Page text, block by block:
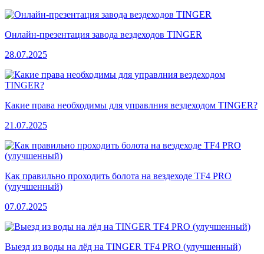
Онлайн-презентация завода вездеходов TINGER
28.07.2025
Какие права необходимы для управлния вездеходом TINGER?
21.07.2025
Как правильно проходить болота на вездеходе TF4 PRO
(улучшенный)
07.07.2025
Выезд из воды на лёд на TINGER TF4 PRO (улучшенный)